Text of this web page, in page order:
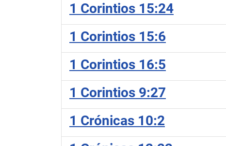
1 Corintios 15:24
1 Corintios 15:6
1 Corintios 16:5
1 Corintios 9:27
1 Crónicas 10:2